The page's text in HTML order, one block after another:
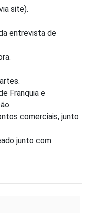
site).
entrevista de
Franquia e
comerciais, junto
junto com